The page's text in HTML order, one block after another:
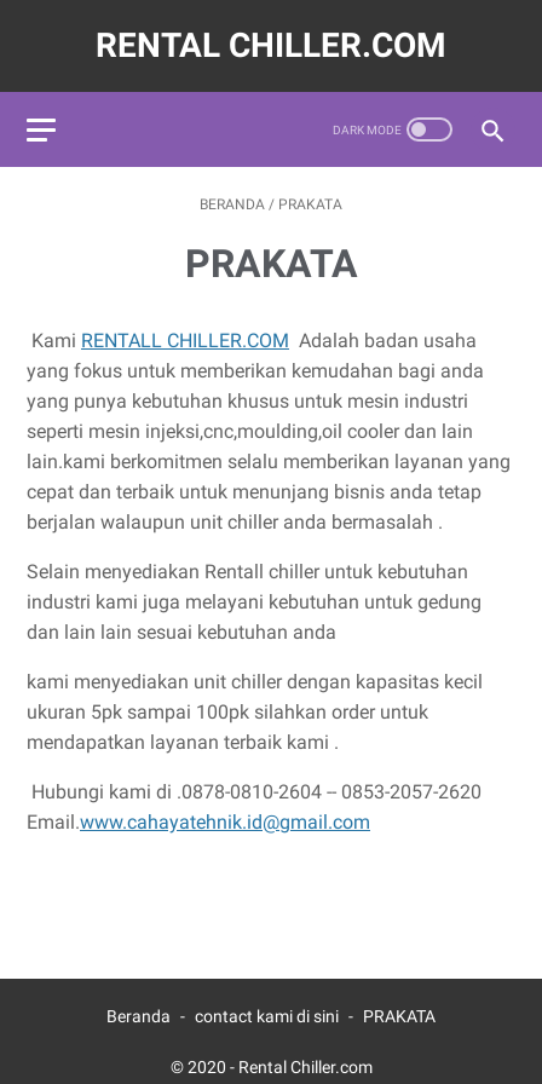
RENTAL CHILLER.COM
.085320572620,LAYANAN JASA SEWA WATER CHILLER
BERANDA / PRAKATA
PRAKATA
Kami RENTALL CHILLER.COM Adalah badan usaha
yang fokus untuk memberikan kemudahan bagi anda
yang punya kebutuhan khusus untuk mesin industri
seperti mesin injeksi,cnc,moulding,oil cooler dan lain
lain.kami berkomitmen selalu memberikan layanan yang
cepat dan terbaik untuk menunjang bisnis anda tetap
berjalan walaupun unit chiller anda bermasalah .
Selain menyediakan Rentall chiller untuk kebutuhan
industri kami juga melayani kebutuhan untuk gedung
dan lain lain sesuai kebutuhan anda
kami menyediakan unit chiller dengan kapasitas kecil
ukuran 5pk sampai 100pk silahkan order untuk
mendapatkan layanan terbaik kami .
Hubungi kami di .0878-0810-2604 -- 0853-2057-2620
Email.www.cahayatehnik.id@gmail.com
Beranda contact kami di sini PRAKATA
© 2020 - Rental Chiller.com